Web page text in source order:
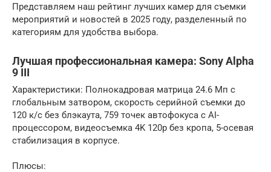
Представляем наш рейтинг лучших камер для съемки
мероприятий и новостей в 2025 году, разделенный по
категориям для удобства выбора.
Лучшая профессиональная камера: Sony Alpha
9 III
Характеристики: Полнокадровая матрица 24.6 Мп с
глобальным затвором, скорость серийной съемки до
120 к/с без блэкаута, 759 точек автофокуса с AI-
процессором, видеосъемка 4K 120p без кропа, 5-осевая
стабилизация в корпусе.
Плюсы: